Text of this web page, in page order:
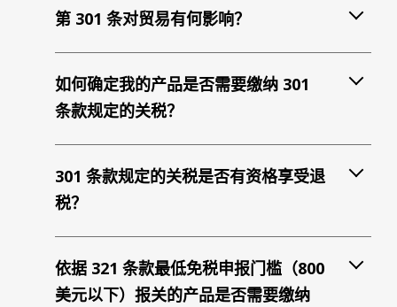
第 301 条对贸易有何影响？
如何确定我的产品是否需要缴纳 301
条款规定的关税？
301 条款规定的关税是否有资格享受退
税？
依据 321 条款最低免税申报门槛（800
美元以下）报关的产品是否需要缴纳